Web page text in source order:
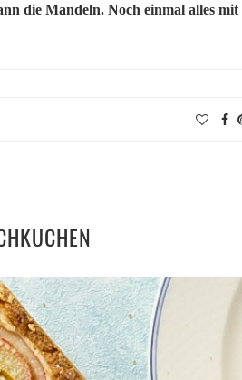
die Mandeln. Noch einmal alles mit